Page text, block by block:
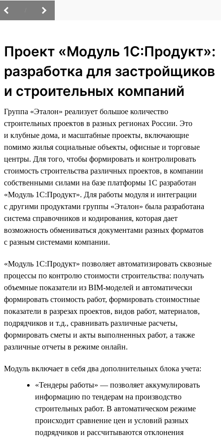
Проект «Модуль 1С:Продукт»:
разработка для застройщиков
и строительных компаний
Группа «Эталон» реализует большое количество
строительных проектов в разных регионах России. Это
и клубные дома, и масштабные проекты, включающие
помимо жилья социальные объекты, офисные и торговые
центры. Для того, чтобы формировать и контролировать
стоимость строительства различных проектов, в компании
собственными силами на базе платформы 1С разработан
«Модуль 1С:Продукт». Для работы модуля и интеграции
с другими продуктами группы «Эталон» была разработана
система справочников и кодирования, которая дает
возможность обмениваться документами разных форматов
с разным системами компании.
«Модуль 1С:Продукт» позволяет автоматизировать сквозные
процессы по контролю стоимости строительства: получать
объемные показатели из BIM-моделей и автоматически
формировать стоимость работ, формировать стоимостные
показатели в разрезах проектов, видов работ, материалов,
подрядчиков и т.д., сравнивать различные расчеты,
формировать сметы и акты выполненных работ, а также
различные отчеты в режиме онлайн.
Модуль включает в себя два дополнительных блока учета:
«Тендеры работы» — позволяет аккумулировать
информацию по тендерам на производство
строительных работ. В автоматическом режиме
происходит сравнение цен и условий разных
подрядчиков и рассчитываются отклонения